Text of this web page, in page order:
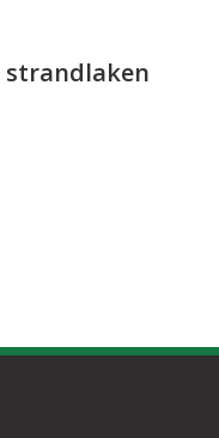
strandlaken